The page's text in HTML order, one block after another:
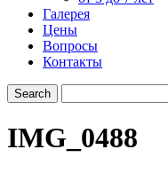
Галерея
Цены
Вопросы
Контакты
IMG_0488